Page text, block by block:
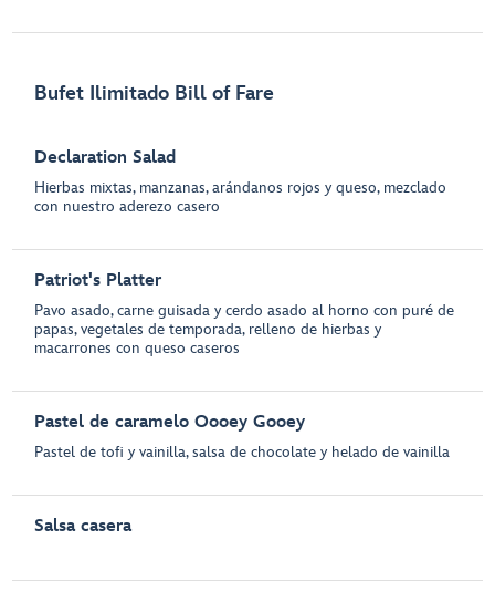
Bufet Ilimitado Bill of Fare
Declaration Salad
Hierbas mixtas, manzanas, arándanos rojos y queso, mezclado
con nuestro aderezo casero
Patriot's Platter
Pavo asado, carne guisada y cerdo asado al horno con puré de
papas, vegetales de temporada, relleno de hierbas y
macarrones con queso caseros
Pastel de caramelo Oooey Gooey
Pastel de tofi y vainilla, salsa de chocolate y helado de vainilla
Salsa casera